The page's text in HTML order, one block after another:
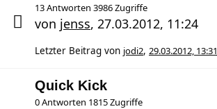
13 Antworten 3986 Zugriffe
von jenss, 27.03.2012, 11:24
Letzter Beitrag von jodi2, 29.03.2012, 13:31
Quick Kick
0 Antworten 1815 Zugriffe